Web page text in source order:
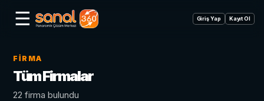
☰ Giriş Yap Kayıt Ol
FIRMA
Tüm Firmalar
22 firma bulundu